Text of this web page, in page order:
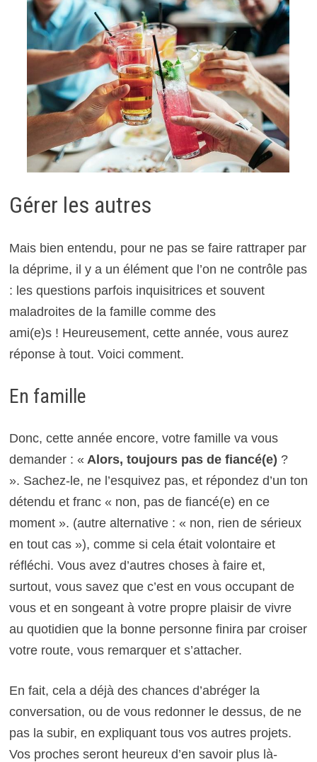
Gérer les autres
Mais bien entendu, pour ne pas se faire rattraper par
la déprime, il y a un élément que l’on ne contrôle pas
: les questions parfois inquisitrices et souvent
maladroites de la famille comme des
ami(e)s ! Heureusement, cette année, vous aurez
réponse à tout. Voici comment.
En famille
Donc, cette année encore, votre famille va vous
demander : « Alors, toujours pas de fiancé(e) ?
». Sachez-le, ne l’esquivez pas, et répondez d’un ton
détendu et franc « non, pas de fiancé(e) en ce
moment ». (autre alternative : « non, rien de sérieux
en tout cas »), comme si cela était volontaire et
réfléchi. Vous avez d’autres choses à faire et,
surtout, vous savez que c’est en vous occupant de
vous et en songeant à votre propre plaisir de vivre
au quotidien que la bonne personne finira par croiser
votre route, vous remarquer et s’attacher.
En fait, cela a déjà des chances d’abréger la
conversation, ou de vous redonner le dessus, de ne
pas la subir, en expliquant tous vos autres projets.
Vos proches seront heureux d’en savoir plus là-